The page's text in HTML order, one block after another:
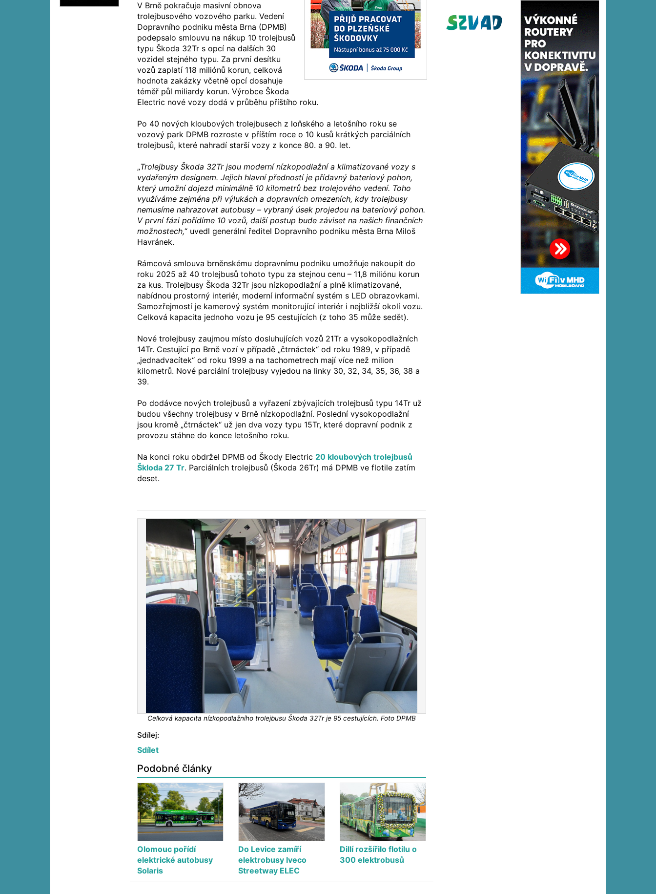
V Brně pokračuje masivní obnova
trolejbusového vozového parku. Vedení
Dopravního podniku města Brna (DPMB)
podepsalo smlouvu na nákup 10 trolejbusů
typu Škoda 32Tr s opcí na dalších 30
vozidel stejného typu. Za první desítku
vozů zaplatí 118 miliónů korun, celková
hodnota zakázky včetně opcí dosahuje
téměř půl miliardy korun. Výrobce Škoda
Electric nové vozy dodá v průběhu příštího roku.
Po 40 nových kloubových trolejbusech z loňského a letošního roku se
vozový park DPMB rozroste v příštím roce o 10 kusů krátkých parciálních
trolejbusů, které nahradí starší vozy z konce 80. a 90. let.
„Trolejbusy Škoda 32Tr jsou moderní nízkopodlažní a klimatizované vozy s
vydařeným designem. Jejich hlavní předností je přídavný bateriový pohon,
který umožní dojezd minimálně 10 kilometrů bez trolejového vedení. Toho
využíváme zejména při výlukách a dopravních omezeních, kdy trolejbusy
nemusíme nahrazovat autobusy – vybraný úsek projedou na bateriový pohon.
V první fázi pořídíme 10 vozů, další postup bude záviset na našich finančních
možnostech,“ uvedl generální ředitel Dopravního podniku města Brna Miloš
Havránek.
Rámcová smlouva brněnskému dopravnímu podniku umožňuje nakoupit do
roku 2025 až 40 trolejbusů tohoto typu za stejnou cenu – 11,8 miliónu korun
za kus. Trolejbusy Škoda 32Tr jsou nízkopodlažní a plně klimatizované,
nabídnou prostorný interiér, moderní informační systém s LED obrazovkami.
Samozřejmostí je kamerový systém monitorující interiér i nejbližší okolí vozu.
Celková kapacita jednoho vozu je 95 cestujících (z toho 35 může sedět).
Nové trolejbusy zaujmou místo dosluhujících vozů 21Tr a vysokopodlažních
14Tr. Cestující po Brně vozí v případě „čtrnáctek“ od roku 1989, v případě
„jednadvacítek“ od roku 1999 a na tachometrech mají více než milion
kilometrů. Nové parciální trolejbusy vyjedou na linky 30, 32, 34, 35, 36, 38 a
39.
Po dodávce nových trolejbusů a vyřazení zbývajících trolejbusů typu 14Tr už
budou všechny trolejbusy v Brně nízkopodlažní. Poslední vysokopodlažní
jsou kromě „čtrnáctek“ už jen dva vozy typu 15Tr, které dopravní podnik z
provozu stáhne do konce letošního roku.
Na konci roku obdržel DPMB od Škody Electric 20 kloubových trolejbusů
Škloda 27 Tr. Parciálních trolejbusů (Škoda 26Tr) má DPMB ve flotile zatím
deset.
Celková kapacita nízkopodlažního trolejbusu Škoda 32Tr je 95 cestujících. Foto DPMB
Sdílej:
Sdílet
Podobné články
Olomouc pořídí
elektrické autobusy
Solaris
Do Levice zamíří
elektrobusy Iveco
Streetway ELEC
Dillí rozšířilo flotilu o
300 elektrobusů